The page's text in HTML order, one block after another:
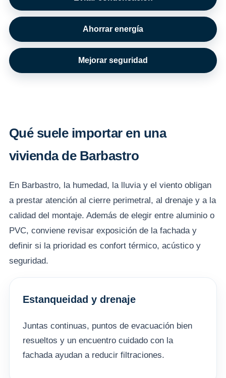
Ahorrar energía
Mejorar seguridad
Qué suele importar en una
vivienda de Barbastro
En Barbastro, la humedad, la lluvia y el viento obligan
a prestar atención al cierre perimetral, al drenaje y a la
calidad del montaje. Además de elegir entre aluminio o
PVC, conviene revisar exposición de la fachada y
definir si la prioridad es confort térmico, acústico y
seguridad.
Estanqueidad y drenaje
Juntas continuas, puntos de evacuación bien
resueltos y un encuentro cuidado con la
fachada ayudan a reducir filtraciones.